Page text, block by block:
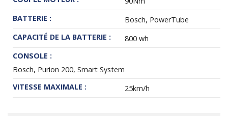
BATTERIE :
Bosch, PowerTube
CAPACITÉ DE LA BATTERIE :
800 wh
CONSOLE :
Bosch, Purion 200, Smart System
VITESSE MAXIMALE :
25km/h